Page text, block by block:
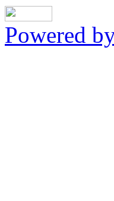
Powered